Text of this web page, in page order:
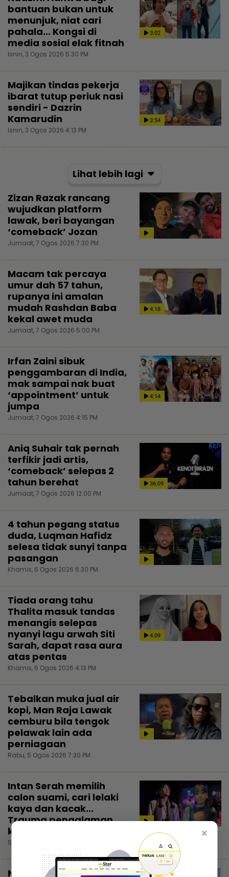
3:02
bantuan bukan untuk
menunjuk, niat cari
pahala... Kongsi di
media sosial elak fitnah
Isnin, 3 Ogos 2026 5:30 PM
3:54
Majikan tindas pekerja
ibarat tutup periuk nasi
sendiri - Dazrin
Kamarudin
Isnin, 3 Ogos 2026 4:13 PM
Lihat lebih lagi
Zizan Razak rancang
wujudkan platform
lawak, beri bayangan
‘comeback’ Jozan
Jumaat, 7 Ogos 2026 7:30 PM
4:18
Macam tak percaya
umur dah 57 tahun,
rupanya ini amalan
mudah Rashdan Baba
kekal awet muda
Jumaat, 7 Ogos 2026 5:00 PM
4:14
Irfan Zaini sibuk
penggambaran di India,
mak sampai nak buat
‘appointment’ untuk
jumpa
Jumaat, 7 Ogos 2026 4:15 PM
36:09
Aniq Suhair tak pernah
terfikir jadi artis,
‘comeback’ selepas 2
tahun berehat
Jumaat, 7 Ogos 2026 12:00 PM
4 tahun pegang status
duda, Luqman Hafidz
selesa tidak sunyi tanpa
pasangan
Khamis, 6 Ogos 2026 6:30 PM
4:09
Tiada orang tahu
Thalita masuk tandas
menangis selepas
nyanyi lagu arwah Siti
Sarah, dapat rasa aura
atas pentas
Khamis, 6 Ogos 2026 4:13 PM
Tebalkan muka jual air
kopi, Man Raja Lawak
cemburu bila tengok
pelawak lain ada
perniagaan
Rabu, 5 Ogos 2026 7:30 PM
Intan Serah memilih
calon suami, cari lelaki
kaya dan kacak...
Trauma pengalaman
kahwin rakan
Selasa, 4 Ogos 2026 7:30 PM
Nadzmi Adhwa bagi
×